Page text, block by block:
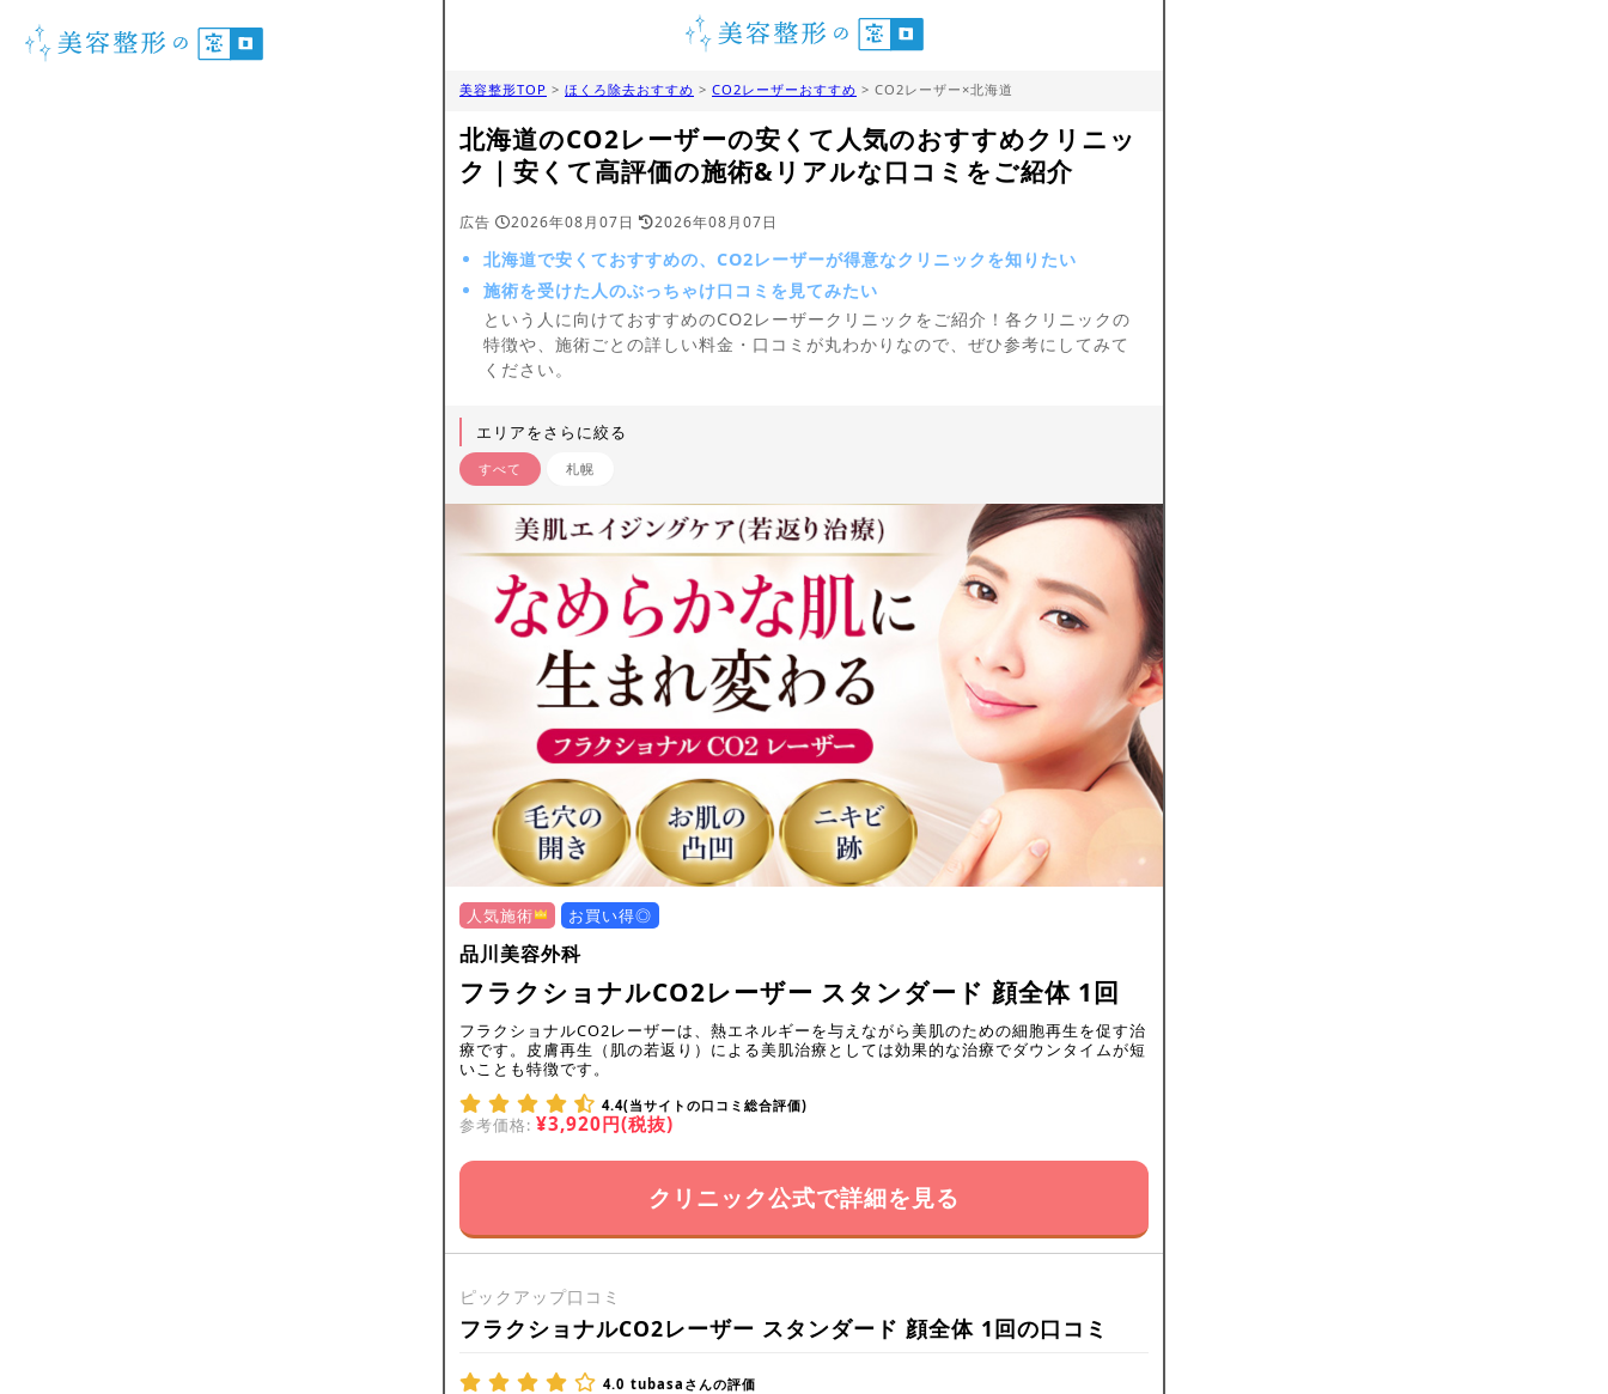
美容整形TOP > ほくろ除去おすすめ > CO2レーザーおすすめ > CO2レーザー×北海道
北海道のCO2レーザーの安くて人気のおすすめクリニッ
ク｜安くて高評価の施術&リアルな口コミをご紹介
広告 2026年08月07日 2026年08月07日
北海道で安くておすすめの、CO2レーザーが得意なクリニックを知りたい
施術を受けた人のぶっちゃけ口コミを見てみたい
という人に向けておすすめのCO2レーザークリニックをご紹介！各クリニックの
特徴や、施術ごとの詳しい料金・口コミが丸わかりなので、ぜひ参考にしてみて
ください。
エリアをさらに絞る
すべて 札幌
人気施術 お買い得◎
品川美容外科
フラクショナルCO2レーザー スタンダード 顔全体 1回
フラクショナルCO2レーザーは、熱エネルギーを与えながら美肌のための細胞再生を促す治
療です。皮膚再生（肌の若返り）による美肌治療としては効果的な治療でダウンタイムが短
いことも特徴です。
4.4(当サイトの口コミ総合評価)
参考価格: ¥3,920円(税抜)
クリニック公式で詳細を見る
ピックアップ口コミ
フラクショナルCO2レーザー スタンダード 顔全体 1回の口コミ
4.0 tubasaさんの評価